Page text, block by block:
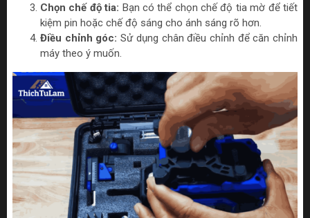
Chọn chế độ tia: Bạn có thể chọn chế độ tia mờ để tiết
kiệm pin hoặc chế độ sáng cho ánh sáng rõ hơn.
Điều chỉnh góc: Sử dụng chân điều chỉnh để căn chỉnh
máy theo ý muốn.